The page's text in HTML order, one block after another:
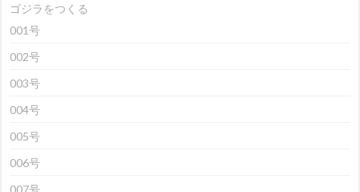
ゴジラをつくる
001号
002号
003号
004号
005号
006号